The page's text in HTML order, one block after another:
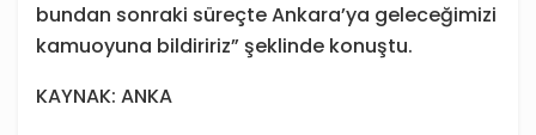
bundan sonraki süreçte Ankara’ya geleceğimizi
kamuoyuna bildiririz” şeklinde konuştu.
KAYNAK: ANKA